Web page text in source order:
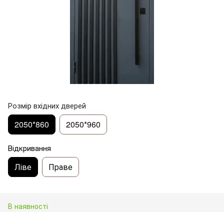
Розмір вхідних дверей
2050*860 2050*960
Відкривання
Ліве Праве
В наявності